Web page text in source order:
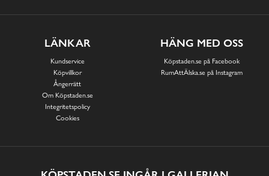
LÄNKAR
Kundservice
Köpvillkor
Ångerrätt
Om Köpstaden.se
Integritetspolicy
Cookies
HÄNG MED OSS
Köpstaden.se på Facebook
RumAttÄlska.se på Instagram